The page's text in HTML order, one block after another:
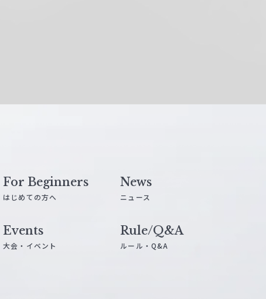
For Beginners
はじめての方へ
News
ニュース
Events
大会・イベント
Rule/Q&A
ルール・Q&A